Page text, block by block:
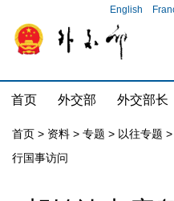
English
首页 外交部 外交部长
首页 > 资料 > 专题 > 以往专题 >
行国事访问